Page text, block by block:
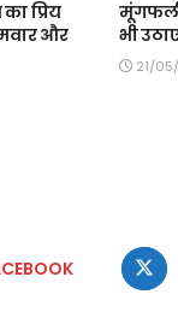
प्रिय
और
मूंगफली
भी
21/